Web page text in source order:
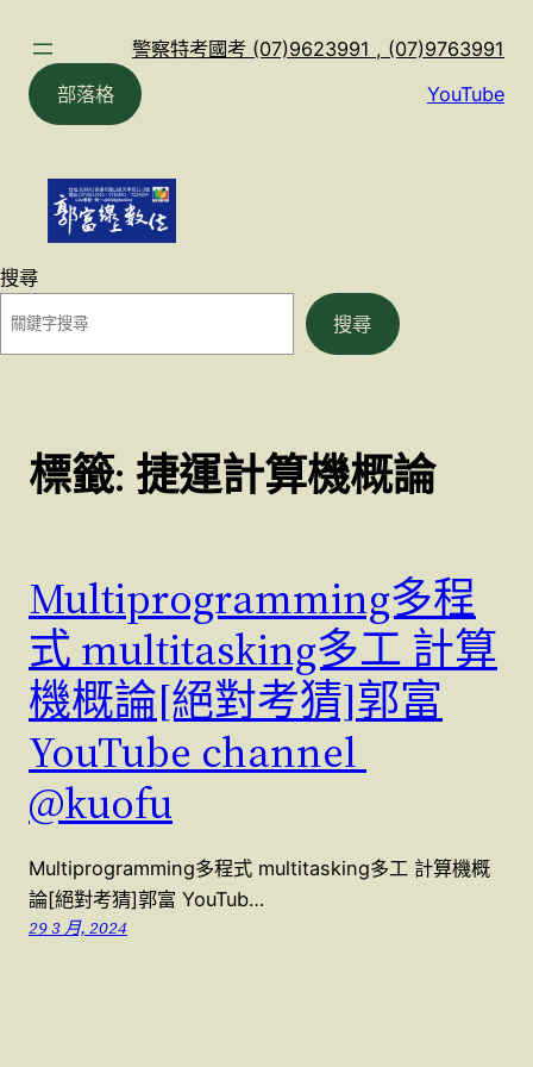
警察特考國考 (07)9623991 , (07)9763991
部落格
YouTube
搜尋
搜尋
標籤: 捷運計算機概論
Multiprogramming多程
式 multitasking多工 計算
機概論[絕對考猜]郭富
YouTube channel
@kuofu
Multiprogramming多程式 multitasking多工 計算機概
論[絕對考猜]郭富 YouTub…
29 3 月, 2024